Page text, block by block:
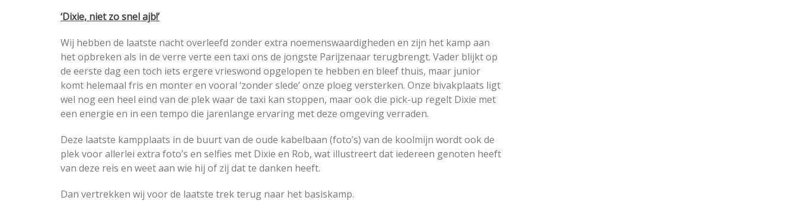
‘Dixie, niet zo snel ajb!’
Wij hebben de laatste nacht overleefd zonder extra noemenswaardigheden en zijn het kamp aan
het opbreken als in de verre verte een taxi ons de jongste Parijzenaar terugbrengt. Vader blijkt op
de eerste dag een toch iets ergere vrieswond opgelopen te hebben en bleef thuis, maar junior
komt helemaal fris en monter en vooral ‘zonder slede’ onze ploeg versterken. Onze bivakplaats ligt
wel nog een heel eind van de plek waar de taxi kan stoppen, maar ook die pick-up regelt Dixie met
een energie en in een tempo die jarenlange ervaring met deze omgeving verraden.
Deze laatste kampplaats in de buurt van de oude kabelbaan (foto’s) van de koolmijn wordt ook de
plek voor allerlei extra foto’s en selfies met Dixie en Rob, wat illustreert dat iedereen genoten heeft
van deze reis en weet aan wie hij of zij dat te danken heeft.
Dan vertrekken wij voor de laatste trek terug naar het basiskamp.